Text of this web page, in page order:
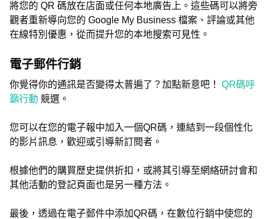
將您的 QR 碼放在店面或任何本地廣告上。這些碼可以將旁
觀者重新導向您的 Google My Business 檔案、評論或其他
在線特別優惠，從而提升您的本地搜索可見性。
電子郵件行銷
你覺得你的通訊是否變得太普遍了？加點新意吧！ QR碼呼
籲行動 競選。
您可以在您的電子報中加入一個QR碼，連結到一段個性化
的影片訊息，歡迎或引導新訂閱者。
根據他們的購買歷史提供折扣，或將其引導至網絡研討會和
其他活動的登記頁面也是另一種方法。
最後，透過在電子郵件中添加QR碼，在數位行銷中使您的